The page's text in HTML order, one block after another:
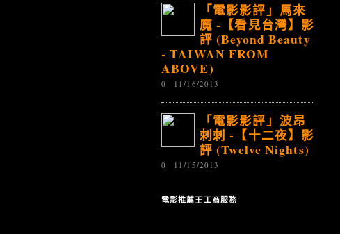
「電影影評」馬來
魔 -【看見台灣】影
評 (Beyond Beauty
- TAIWAN FROM
ABOVE)
0 11/16/2013
「電影影評」波昂
刺刺 -【十二夜】影
評 (Twelve Nights)
0 11/15/2013
電影推薦王工商服務